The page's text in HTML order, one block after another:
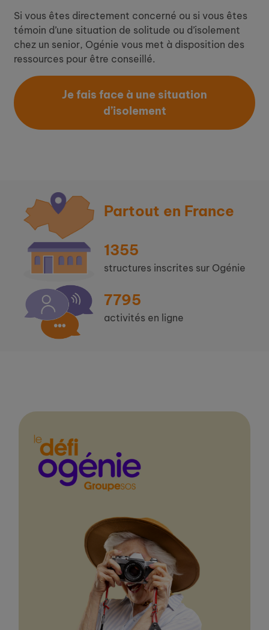
Si vous êtes directement concerné ou si vous êtes
témoin d’une situation de solitude ou d’isolement
chez un senior, Ogénie vous met à disposition des
ressources pour être conseillé.
Je fais face à une situation
d’isolement
Partout en France
1355
structures inscrites sur Ogénie
7795
activités en ligne